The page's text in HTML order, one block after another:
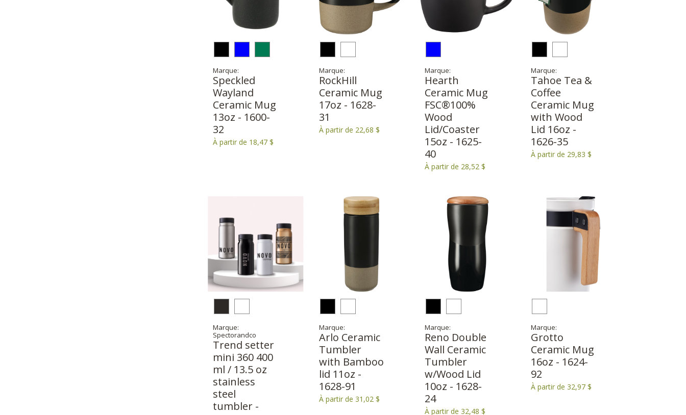
Marque:
Speckled
Wayland
Ceramic Mug
13oz - 1600-
32
À partir de 18,47 $
Marque:
RockHill
Ceramic Mug
17oz - 1628-
31
À partir de 22,68 $
Marque:
Hearth
Ceramic Mug
FSC®100%
Wood
Lid/Coaster
15oz - 1625-
40
À partir de 28,52 $
Marque:
Tahoe Tea &
Coffee
Ceramic Mug
with Wood
Lid 16oz -
1626-35
À partir de 29,83 $
Marque:
Spectorandco
Trend setter
mini 360 400
ml / 13.5 oz
stainless
steel
tumbler -
Marque:
Arlo Ceramic
Tumbler
with Bamboo
lid 11oz -
1628-91
À partir de 31,02 $
Marque:
Reno Double
Wall Ceramic
Tumbler
w/Wood Lid
10oz - 1628-
24
À partir de 32,48 $
Marque:
Grotto
Ceramic Mug
16oz - 1624-
92
À partir de 32,97 $